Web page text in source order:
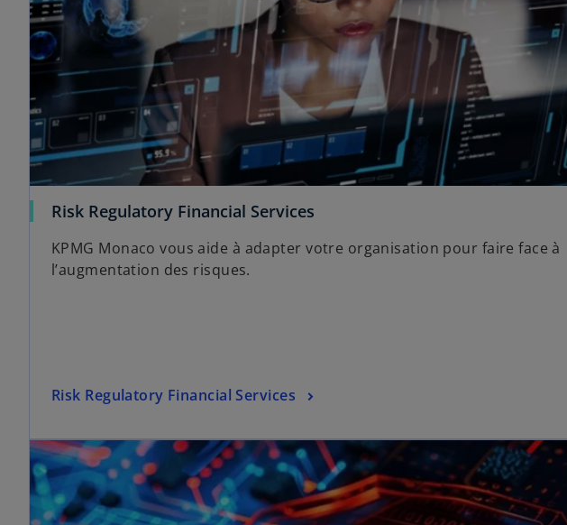
Risk Regulatory Financial Services
KPMG Monaco vous aide à adapter votre organisation pour faire face à
l’augmentation des risques.
Risk Regulatory Financial Services